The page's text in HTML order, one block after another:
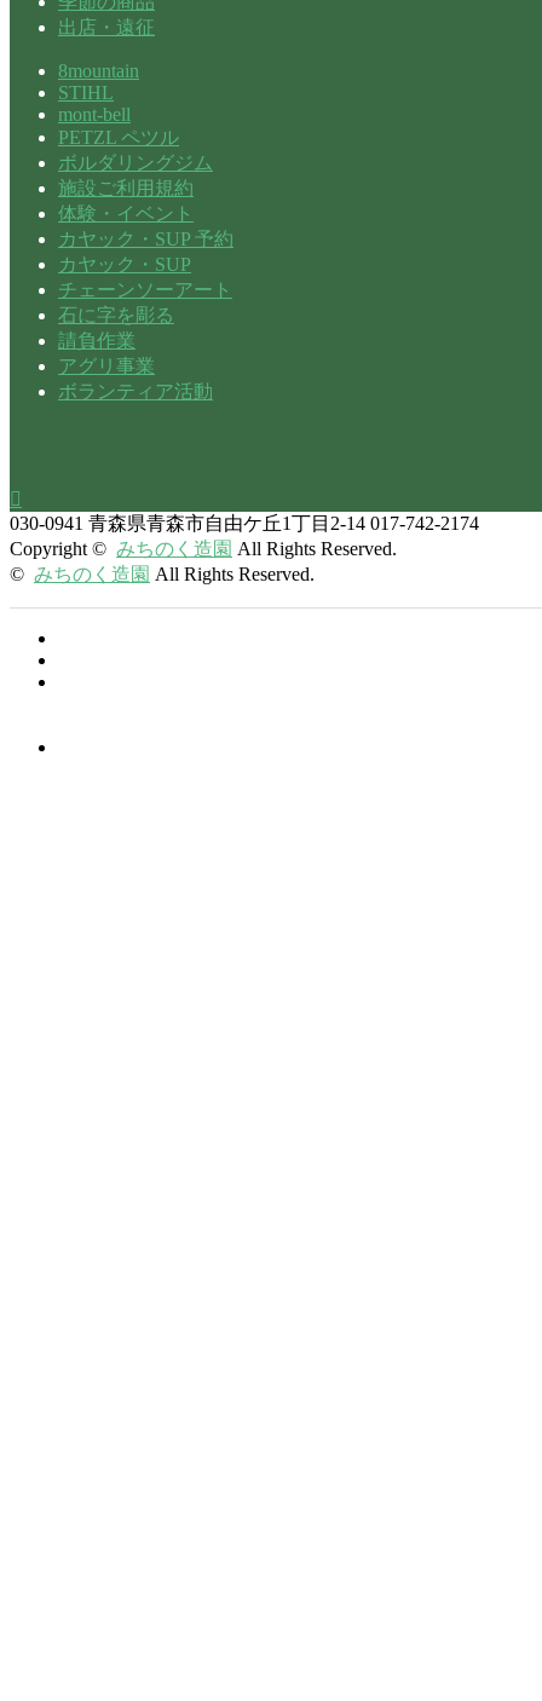
出店・遠征
8mountain
STIHL
mont-bell
PETZL ペツル
ボルダリングジム
施設ご利用規約
体験・イベント
カヤック・SUP 予約
カヤック・SUP
チェーンソーアート
石に字を彫る
請負作業
アグリ事業
ボランティア活動

030-0941 青森県青森市自由ケ丘1丁目2-14 017-742-2174
Copyright © みちのく造園 All Rights Reserved.
© みちのく造園 All Rights Reserved.